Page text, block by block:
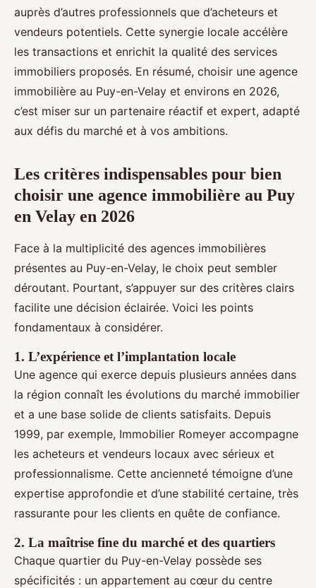
auprès d’autres professionnels que d’acheteurs et
vendeurs potentiels. Cette synergie locale accélère
les transactions et enrichit la qualité des services
immobiliers proposés. En résumé, choisir une agence
immobilière au Puy-en-Velay et environs en 2026,
c’est miser sur un partenaire réactif et expert, adapté
aux défis du marché et à vos ambitions.
Les critères indispensables pour bien
choisir une agence immobilière au Puy
en Velay en 2026
Face à la multiplicité des agences immobilières
présentes au Puy-en-Velay, le choix peut sembler
déroutant. Pourtant, s’appuyer sur des critères clairs
facilite une décision éclairée. Voici les points
fondamentaux à considérer.
1. L’expérience et l’implantation locale
Une agence qui exerce depuis plusieurs années dans
la région connaît les évolutions du marché immobilier
et a une base solide de clients satisfaits. Depuis
1999, par exemple, Immobilier Romeyer accompagne
les acheteurs et vendeurs locaux avec sérieux et
professionnalisme. Cette ancienneté témoigne d’une
expertise approfondie et d’une stabilité certaine, très
rassurante pour les clients en quête de confiance.
2. La maîtrise fine du marché et des quartiers
Chaque quartier du Puy-en-Velay possède ses
spécificités : un appartement au cœur du centre